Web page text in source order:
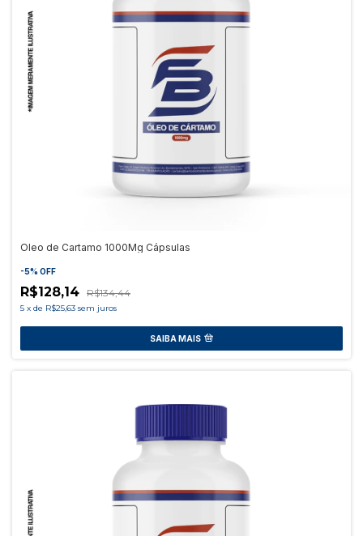
Oleo de Cartamo 1000Mg Cápsulas
-5% OFF
R$128,14 R$134,44
5 x de R$25,63 sem juros
SAIBA MAIS